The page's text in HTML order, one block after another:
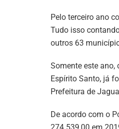
Pelo terceiro ano
Tudo isso
outros 63
Somente este ano,
Espírito Santo, já
Prefeitura de
De acordo com o